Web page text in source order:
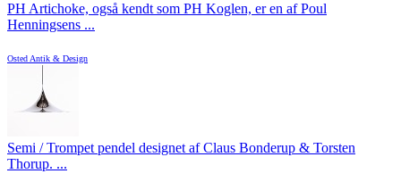
PH Artichoke, også kendt som PH Koglen, er en af Poul
Henningsens ...
Osted Antik & Design
Semi / Trompet pendel designet af Claus Bonderup & Torsten
Thorup. ...